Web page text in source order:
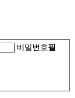
비밀번호필